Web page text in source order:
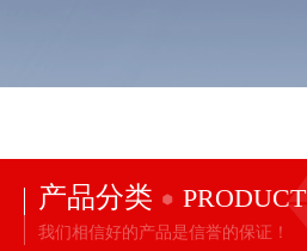
产品分类 PRODUCT
我们相信好的产品是信誉的保证！